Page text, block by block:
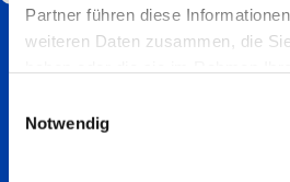
Partner führen diese
weiteren Daten zusammen, die
Notwendig